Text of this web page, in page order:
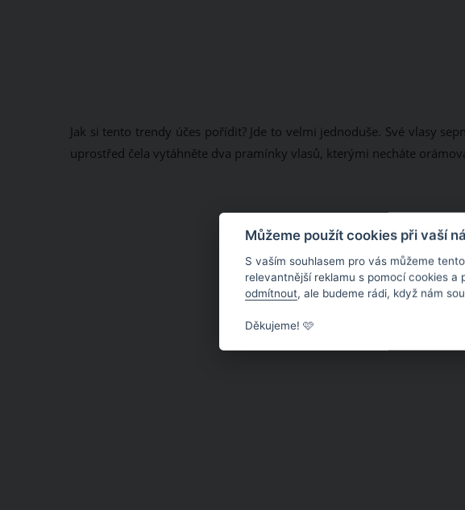
Jak si tento trendy účes pořídit? Jde to velmi jednoduše. Své vlasy
uprostřed čela vytáhněte dva pramínky vlasů, kterými necháte
Můžeme použít cookies při vaší
S vaším souhlasem pro vás můžeme
relevantnější reklamu s pomocí cookies
odmítnout, ale budeme rádi, když nám
Děkujeme! 🩷